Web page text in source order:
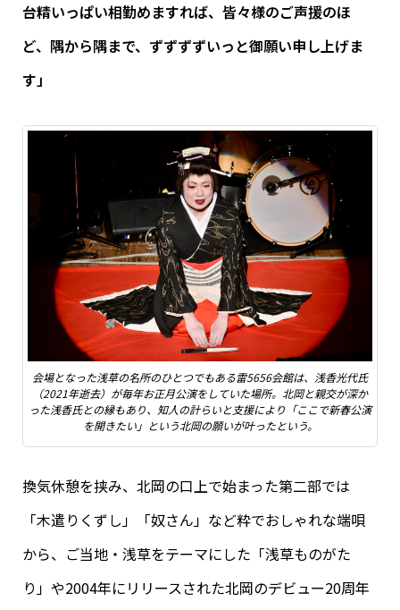
台精いっぱい相勤めますれば、皆々様のご声援のほ
ど、隅から隅まで、ずずずずいっと御願い申し上げま
す」
会場となった浅草の名所のひとつでもある雷5656会館は、浅香光代氏
（2021年逝去）が毎年お正月公演をしていた場所。北岡と親交が深か
った浅香氏との縁もあり、知人の計らいと支援により「ここで新春公演
を開きたい」という北岡の願いが叶ったという。
換気休憩を挟み、北岡の口上で始まった第二部では
「木遣りくずし」「奴さん」など粋でおしゃれな端唄
から、ご当地・浅草をテーマにした「浅草ものがた
り」や2004年にリリースされた北岡のデビュー20周年